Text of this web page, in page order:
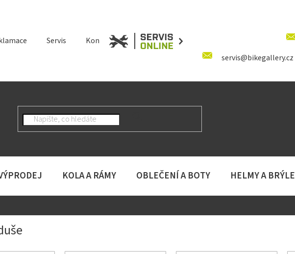
servis@bikegallery.cz
Servis Kontakt
KOLA A RÁMY OBLEČENÍ A BOTY HELMY A BRÝLE